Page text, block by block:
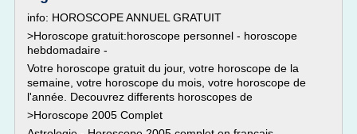
info: HOROSCOPE ANNUEL GRATUIT
>Horoscope gratuit:horoscope personnel - horoscope
hebdomadaire -
Votre horoscope gratuit du jour, votre horoscope de la
semaine, votre horoscope du mois, votre horoscope de
l'année. Decouvrez differents horoscopes de
>Horoscope 2005 Complet